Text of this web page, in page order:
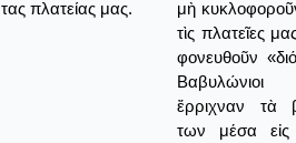
τας πλατείας μας.
μὴ
τὶς πλατεῖες
φονευθοῦν
Βαβυλώνιοι
ἔρριχναν τὰ
των μέσα εἰς